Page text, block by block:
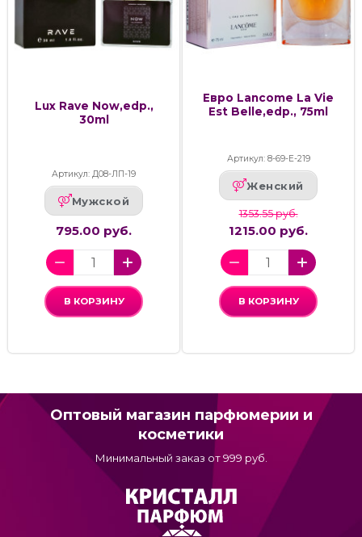
Lux Rave Now,edp.,
30ml
Артикул: Д08-ЛП-19
Мужской
795.00 руб.
В КОРЗИНУ
Евро Lancome La Vie
Est Belle,edp., 75ml
Артикул: 8-69-Е-219
Женский
1353.55 руб.
1215.00 руб.
В КОРЗИНУ
Оптовый магазин парфюмерии и
косметики
Минимальный заказ от 999 руб.